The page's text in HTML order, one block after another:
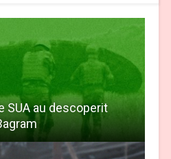
SUA au descoperit